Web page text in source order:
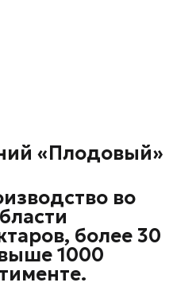
«Плодовый»
во
более 30
1000